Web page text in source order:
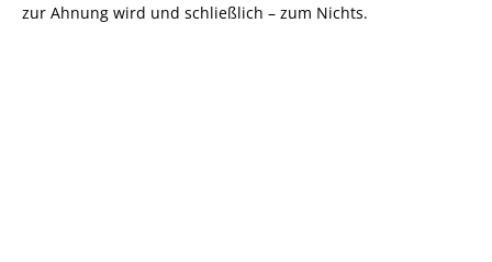
zur Ahnung wird und schließlich – zum Nichts.